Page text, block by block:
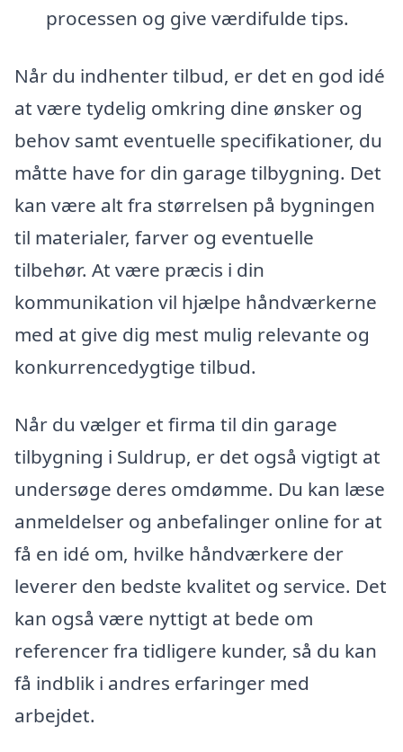
processen og give værdifulde tips.
Når du indhenter tilbud, er det en god idé
at være tydelig omkring dine ønsker og
behov samt eventuelle specifikationer, du
måtte have for din garage tilbygning. Det
kan være alt fra størrelsen på bygningen
til materialer, farver og eventuelle
tilbehør. At være præcis i din
kommunikation vil hjælpe håndværkerne
med at give dig mest mulig relevante og
konkurrencedygtige tilbud.
Når du vælger et firma til din garage
tilbygning i Suldrup, er det også vigtigt at
undersøge deres omdømme. Du kan læse
anmeldelser og anbefalinger online for at
få en idé om, hvilke håndværkere der
leverer den bedste kvalitet og service. Det
kan også være nyttigt at bede om
referencer fra tidligere kunder, så du kan
få indblik i andres erfaringer med
arbejdet.